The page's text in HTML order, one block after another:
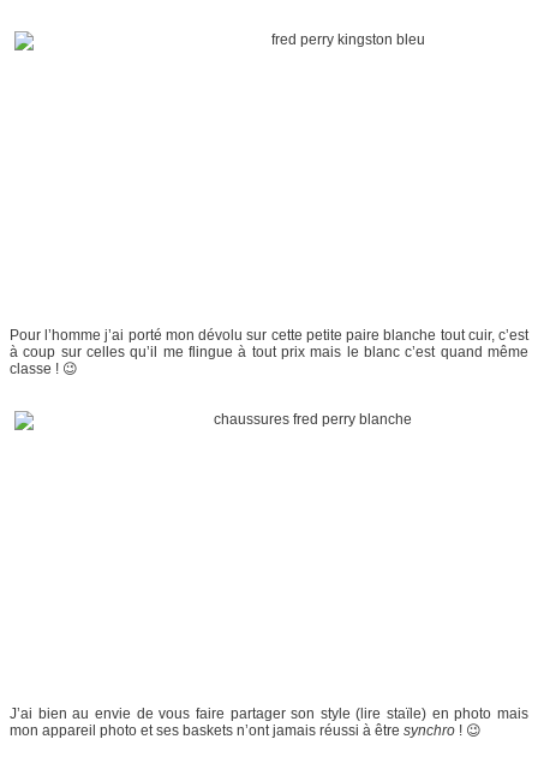
Pour l’homme j’ai porté mon dévolu sur cette petite paire blanche tout cuir, c’est
à coup sur celles qu’il me flingue à tout prix mais le blanc c’est quand même
classe ! 😉
J’ai bien au envie de vous faire partager son style (lire staïle) en photo mais
mon appareil photo et ses baskets n’ont jamais réussi à être synchro ! 😉